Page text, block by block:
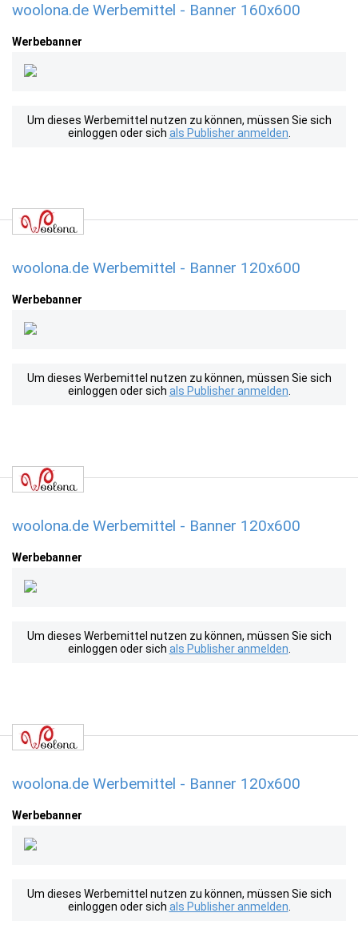
woolona.de Werbemittel - Banner 160x600
Werbebanner
Um dieses Werbemittel nutzen zu können, müssen Sie sich
einloggen oder sich als Publisher anmelden
woolona.de Werbemittel - Banner 120x600
Werbebanner
Um dieses Werbemittel nutzen zu können, müssen Sie sich
einloggen oder sich als Publisher anmelden
woolona.de Werbemittel - Banner 120x600
Werbebanner
Um dieses Werbemittel nutzen zu können, müssen Sie sich
einloggen oder sich als Publisher anmelden
woolona.de Werbemittel - Banner 120x600
Werbebanner
Um dieses Werbemittel nutzen zu können, müssen Sie sich
einloggen oder sich als Publisher anmelden